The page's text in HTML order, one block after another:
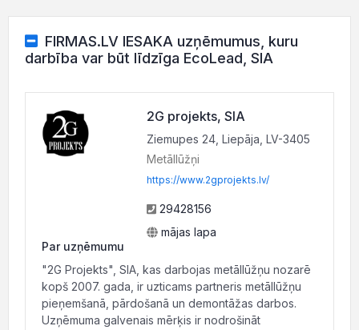
FIRMAS.LV IESAKA uzņēmumus, kuru
darbība var būt līdzīga EcoLead, SIA
2G projekts, SIA
Ziemupes 24, Liepāja, LV-3405
Metāllūžņi
https://www.2gprojekts.lv/
29428156
mājas lapa
Par uzņēmumu
"2G Projekts", SIA, kas darbojas metāllūžņu nozarē
kopš 2007. gada, ir uzticams partneris metāllūžņu
pieņemšanā, pārdošanā un demontāžas darbos.
Uzņēmuma galvenais mērķis ir nodrošināt